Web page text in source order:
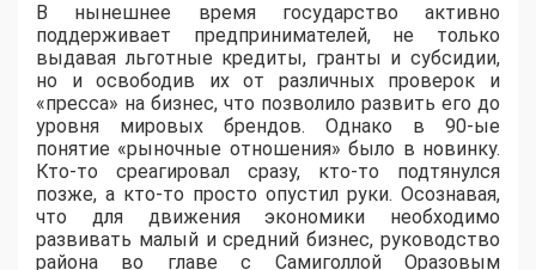
В нынешнее время государство активно
поддерживает предпринимателей, не только
выдавая льготные кредиты, гранты и субсидии,
но и освободив их от различных проверок и
«пресса» на бизнес, что позволило развить его до
уровня мировых брендов. Однако в 90-ые
понятие «рыночные отношения» было в новинку.
Кто-то среагировал сразу, кто-то подтянулся
позже, а кто-то просто опустил руки. Осознавая,
что для движения экономики необходимо
развивать малый и средний бизнес, руководство
района во главе с Самиголлой Оразовым